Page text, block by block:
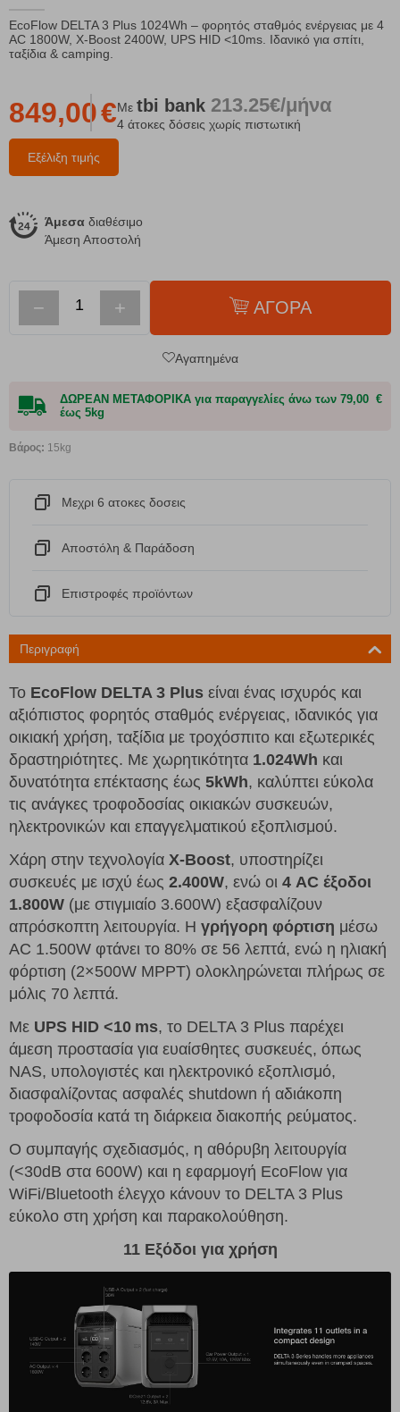
EcoFlow DELTA 3 Plus 1024Wh – φορητός σταθμός ενέργειας με 4
AC 1800W, X-Boost 2400W, UPS HID <10ms. Ιδανικό για σπίτι,
ταξίδια & camping.
Εξέλιξη τιμής
849,00€Με tbi bank 213.25€/μήνα
4 άτοκες δόσεις χωρίς πιστωτική
Άμεσα διαθέσιμο
Άμεση Αποστολή
− + ΑΓΟΡΑ
Αγαπημένα
ΔΩΡΕΑΝ ΜΕΤΑΦΟΡΙΚΑ για παραγγελίες άνω των 79,00 €
έως 5kg
Βάρος: 15kg
Μεχρι 6 ατοκες δοσεις
Αποστόλη & Παράδοση
Eπιστροφές προϊόντων
Περιγραφή
Το EcoFlow DELTA 3 Plus είναι ένας ισχυρός και
αξιόπιστος φορητός σταθμός ενέργειας, ιδανικός για
οικιακή χρήση, ταξίδια με τροχόσπιτο και εξωτερικές
δραστηριότητες. Με χωρητικότητα 1.024Wh και
δυνατότητα επέκτασης έως 5kWh, καλύπτει εύκολα
τις ανάγκες τροφοδοσίας οικιακών συσκευών,
ηλεκτρονικών και επαγγελματικού εξοπλισμού.
Χάρη στην τεχνολογία X-Boost, υποστηρίζει
συσκευές με ισχύ έως 2.400W, ενώ οι 4 AC έξοδοι
1.800W (με στιγμιαίο 3.600W) εξασφαλίζουν
απρόσκοπτη λειτουργία. Η γρήγορη φόρτιση μέσω
AC 1.500W φτάνει το 80% σε 56 λεπτά, ενώ η ηλιακή
φόρτιση (2×500W MPPT) ολοκληρώνεται πλήρως σε
μόλις 70 λεπτά.
Με UPS HID <10 ms, το DELTA 3 Plus παρέχει
άμεση προστασία για ευαίσθητες συσκευές, όπως
NAS, υπολογιστές και ηλεκτρονικό εξοπλισμό,
διασφαλίζοντας ασφαλές shutdown ή αδιάκοπη
τροφοδοσία κατά τη διάρκεια διακοπής ρεύματος.
Ο συμπαγής σχεδιασμός, η αθόρυβη λειτουργία
(<30dB στα 600W) και η εφαρμογή EcoFlow για
WiFi/Bluetooth έλεγχο κάνουν το DELTA 3 Plus
εύκολο στη χρήση και παρακολούθηση.
11 Εξόδοι για χρήση